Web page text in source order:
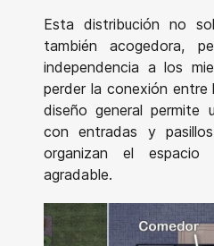
Esta distribución no
también acogedora,
independencia a los
perder la conexión entre
diseño general permite
con entradas y
organizan el
agradable.